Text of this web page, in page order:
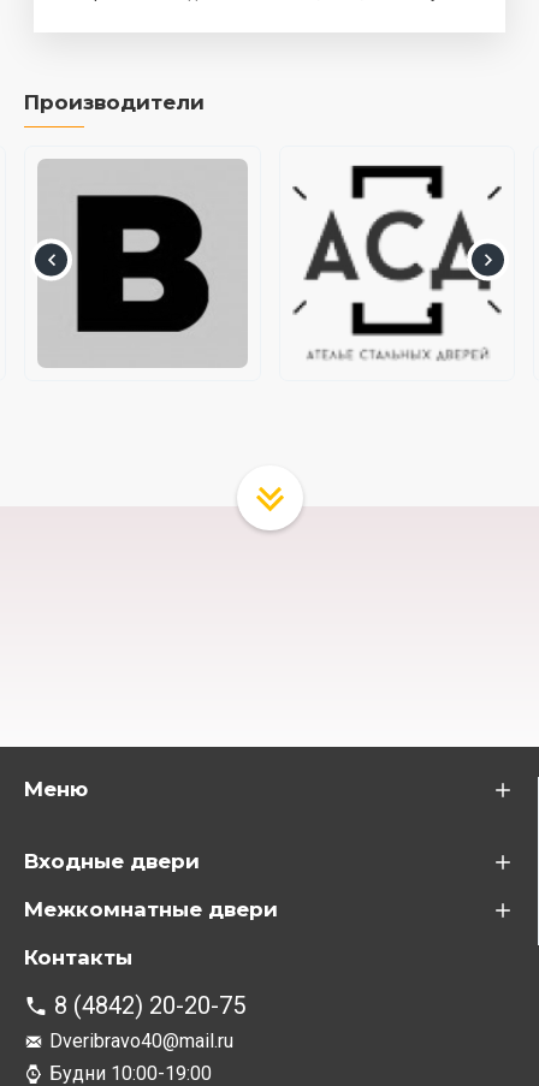
Производители
Меню
Входные двери
Межкомнатные двери
Контакты
8 (4842) 20-20-75
Dveribravo40@mail.ru
Будни 10:00-19:00